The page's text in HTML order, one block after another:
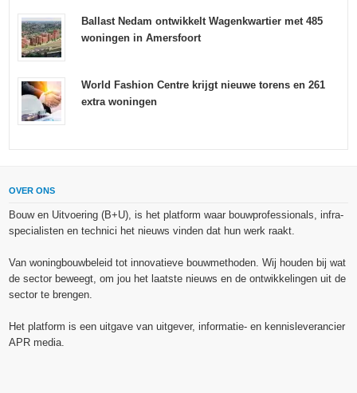
Ballast Nedam ontwikkelt Wagenkwartier met 485
woningen in Amersfoort
World Fashion Centre krijgt nieuwe torens en 261
extra woningen
OVER ONS
Bouw en Uitvoering (B+U), is het platform waar bouwprofessionals, infra-
specialisten en technici het nieuws vinden dat hun werk raakt.
Van woningbouwbeleid tot innovatieve bouwmethoden. Wij houden bij wat
de sector beweegt, om jou het laatste nieuws en de ontwikkelingen uit de
sector te brengen.
Het platform is een uitgave van uitgever, informatie- en kennisleverancier
APR media.